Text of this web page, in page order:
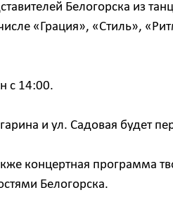
Белогорска из
«Грация», «Стиль»,
с 14:00.
и ул. Садовая будет
концертная программа
Белогорска.